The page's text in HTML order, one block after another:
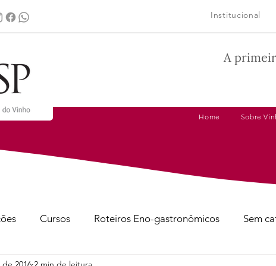
Institucional
A
Home Sobre
Cursos Roteiros Eno-gastronômicos Sem